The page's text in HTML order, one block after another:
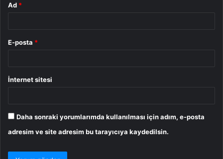
Ad *
E-posta *
İnternet sitesi
Daha sonraki yorumlarımda kullanılması için adım, e-posta
adresim ve site adresim bu tarayıcıya kaydedilsin.